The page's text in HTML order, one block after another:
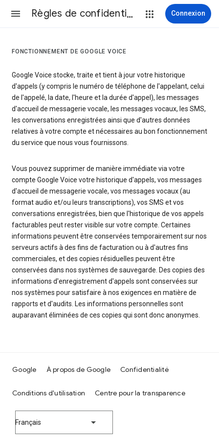
Règles de confidentialité et conditions d’utilisation Connexion
FONCTIONNEMENT DE GOOGLE VOICE
Google Voice stocke, traite et tient à jour votre historique
d'appels (y compris le numéro de téléphone de l'appelant, celui
de l'appelé, la date, l'heure et la durée d'appel), les messages
d'accueil de messagerie vocale, les messages vocaux, les SMS,
les conversations enregistrées ainsi que d'autres données
relatives à votre compte et nécessaires au bon fonctionnement
du service que nous vous fournissons.
Vous pouvez supprimer de manière immédiate via votre
compte Google Voice votre historique d'appels, vos messages
d'accueil de messagerie vocale, vos messages vocaux (au
format audio et/ou leurs transcriptions), vos SMS et vos
conversations enregistrées, bien que l'historique de vos appels
facturables peut rester visible sur votre compte. Certaines
informations peuvent être conservées temporairement sur nos
serveurs actifs à des fins de facturation ou à d'autres fins
commerciales, et des copies résiduelles peuvent être
conservées dans nos systèmes de sauvegarde. Des copies des
informations d'enregistrement d'appels sont conservées sur
nos systèmes pour satisfaire à nos exigences en matière de
rapports et d'audits. Les informations personnelles sont
auparavant éliminées de ces copies qui sont donc anonymes.
Google À propos de Google Confidentialité
Conditions d'utilisation Centre pour la transparence
Français